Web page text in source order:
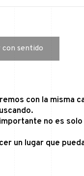
con la misma
no es
un lugar que